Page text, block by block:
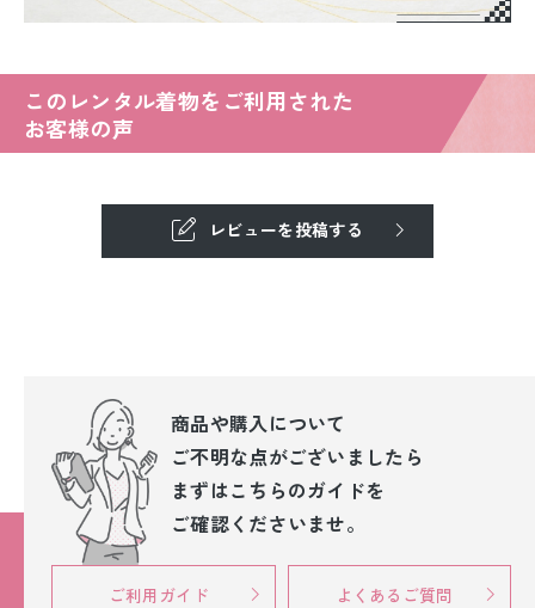
このレンタル着物をご利用された
お客様の声
レビューを投稿する
商品や購入について
ご不明な点がございましたら
まずはこちらのガイドを
ご確認くださいませ。
ご利用ガイド よくあるご質問